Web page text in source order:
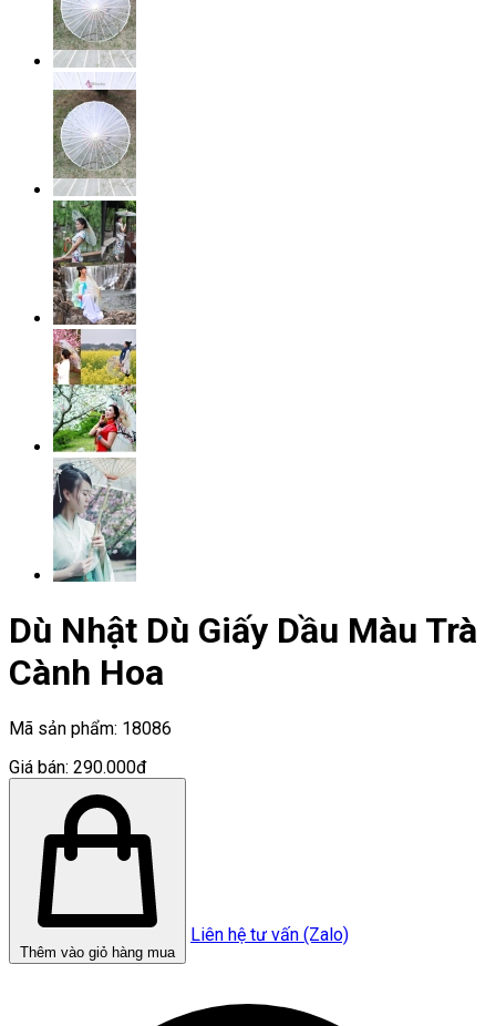
Dù Nhật Dù Giấy Dầu Màu Trà
Cành Hoa
Mã sản phẩm: 18086
Giá bán: 290.000đ
Thêm vào giỏ hàng mua
Liên hệ tư vấn (Zalo)